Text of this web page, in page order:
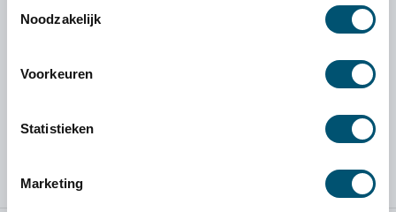
Noodzakelijk
Voorkeuren
Statistieken
Marketing
uitdaging waar hij graag zijn schouders onder
Ga naar alle blog berichten van Geert